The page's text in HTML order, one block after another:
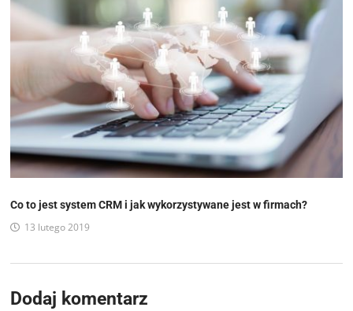
Co to jest system CRM i jak wykorzystywane jest w firmach?
13 lutego 2019
Dodaj komentarz